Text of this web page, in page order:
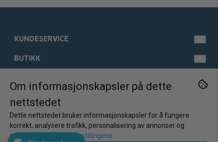
KUNDESERVICE
post@kistebunn.no
Tlf: 958 11 529
Man-Fre kl 9-17
Østregate 21
2317 Hamar
Norge
BUTIKK
Salgsbetingelser
Kontakt oss
Opprett konto
Om oss
Kundeomtaler
FØLG OSS
Facebook
Instagram
Nyhetsbrev
Om informasjonskapsler på dette
nettstedet
Dette nettstedet bruker informasjonskapsler for å fungere
korrekt, analysere trafikk, personalisering av annonser og
annonsering.
Juster innstillingene